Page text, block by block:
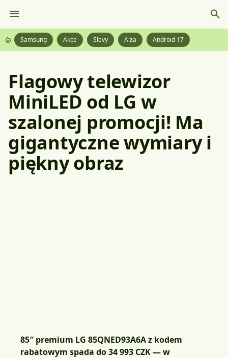
Samsung Akce Slevy Alza Android 17
Flagowy telewizor
MiniLED od LG w
szalonej promocji! Ma
gigantyczne wymiary i
piękny obraz
85″ premium LG 85QNED93A6A z kodem
rabatowym spada do 34 993 CZK — w